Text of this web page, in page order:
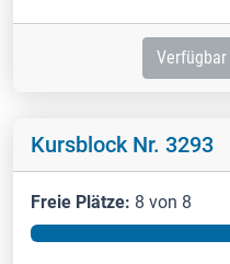
Kursblock Nr. 3293
Freie Plätze: 8 von 8